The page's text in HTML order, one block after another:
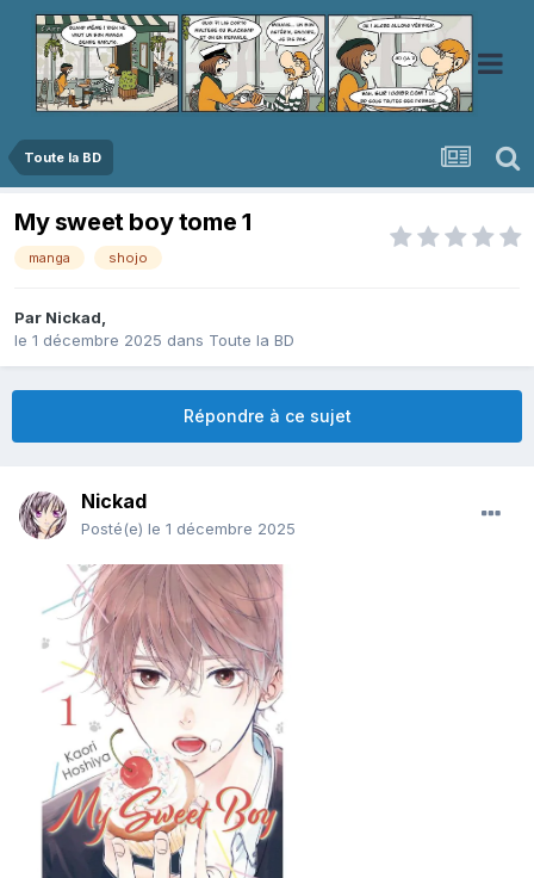
Toute la BD
My sweet boy tome 1
manga shojo
Par Nickad,
le 1 décembre 2025 dans Toute la BD
Répondre à ce sujet
Nickad
Posté(e) le 1 décembre 2025